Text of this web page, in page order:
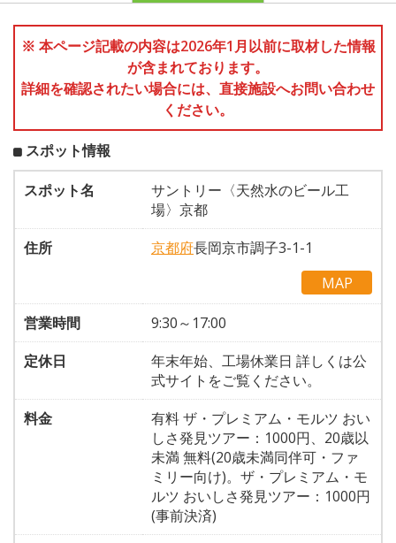
※ 本ページ記載の内容は2026年1月以前に取材した情報
が含まれております。
詳細を確認されたい場合には、直接施設へお問い合わせ
ください。
スポット情報
スポット名
サントリー〈天然水のビール工
場〉京都
住所
京都府長岡京市調子3-1-1
MAP
営業時間
9:30～17:00
定休日
年末年始、工場休業日 詳しくは公
式サイトをご覧ください。
料金
有料 ザ・プレミアム・モルツ おい
しさ発見ツアー：1000円、20歳以
未満 無料(20歳未満同伴可・ファ
ミリー向け)。ザ・プレミアム・モ
ルツ おいしさ発見ツアー：1000円
(事前決済)